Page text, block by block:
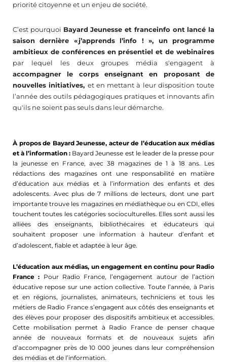
priorité citoyenne et un enjeu de société.
C’est pourquoi Bayard Jeunesse et franceinfo ont lancé la
saison dernière « j’apprends l’info ! », un programme
accompagner le corps enseignant en proposant de
nouvelles initiatives, et en mettant à leur disposition toute
l’année des outils pédagogiques pratiques et innovants afin
qu'ils ne soient pas seuls dans leur démarche.
À propos de Bayard Jeunesse, acteur de l’éducation aux médias
et à l’information : Bayard Jeunesse est le leader de la presse pour
la jeunesse en France, avec 38 magazines de 1 à 18 ans. Les
rédactions des magazines ont une responsabilité en matière
d’éducation aux médias et à l’information des enfants et des
adolescents. Avec plus de 7 millions de lecteurs, dont une part
importante trouve les magazines en médiathèque ou en CDI, elles
touchent toutes les catégories socioculturelles. Elles sont aussi les
alliées des enseignants, bibliothécaires et éducateurs qui
souhaitent proposer une information à hauteur d’enfant et
d’adolescent, fiable et adaptée à leur âge.
L’éducation aux médias, un engagement en continu pour Radio
France : Pour Radio France, l’engagement autour de l’action
éducative repose sur une action collective. Toute l’année, à Paris
et en régions, journalistes, animateurs, techniciens et tous les
métiers de Radio France s’engagent aux côtés des enseignants et
des élèves pour proposer des dispositifs ambitieux et accessibles.
Cette mobilisation permet à Radio France de penser chaque
année de nouveaux formats et de nouveaux sujets afin
d’accompagner près de 10 000 jeunes dans leur compréhension
des médias et de l’information.